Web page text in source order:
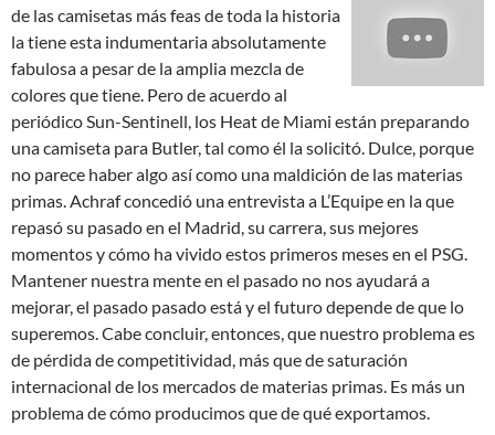
de las camisetas más feas de toda la historia
la tiene esta indumentaria absolutamente
fabulosa a pesar de la amplia mezcla de
colores que tiene. Pero de acuerdo al
periódico Sun-Sentinell, los Heat de Miami están preparando
una camiseta para Butler, tal como él la solicitó. Dulce, porque
no parece haber algo así como una maldición de las materias
primas. Achraf concedió una entrevista a L’Equipe en la que
repasó su pasado en el Madrid, su carrera, sus mejores
momentos y cómo ha vivido estos primeros meses en el PSG.
Mantener nuestra mente en el pasado no nos ayudará a
mejorar, el pasado pasado está y el futuro depende de que lo
superemos. Cabe concluir, entonces, que nuestro problema es
de pérdida de competitividad, más que de saturación
internacional de los mercados de materias primas. Es más un
problema de cómo producimos que de qué exportamos.